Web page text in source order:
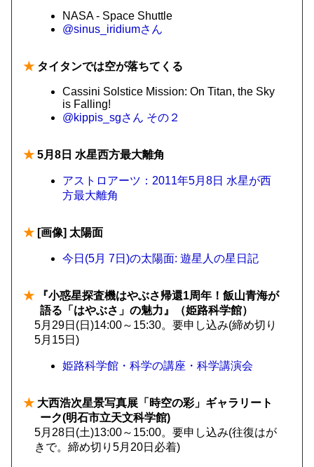
NASA - Space Shuttle
@sinus_iridiumさん
★ タイタンでは空が落ちてくる
Cassini Solstice Mission: On Titan, the Sky
is Falling!
@kippis_sgさん その２
★ 5月8日 水星西方最大離角
アストロアーツ：2011年5月8日 水星が西
方最大離角
★ [画像] 太陽面
今日(5月 7日)の太陽面: 遊星人の星日記
★ 『小惑星探査機はやぶさ帰還1周年！飯山青海が
語る「はやぶさ」の魅力』（姫路科学館）
5月29日(日)14:00～15:30。要申し込み(締め切り
5月15日)
姫路科学館・科学の講座・科学講演会
★ 大西浩次星景写真展「時空の彩」ギャラリート
ーク(明石市立天文科学館)
5月28日(土)13:00～15:00。要申し込み(往復はが
きで。締め切り5月20日必着)